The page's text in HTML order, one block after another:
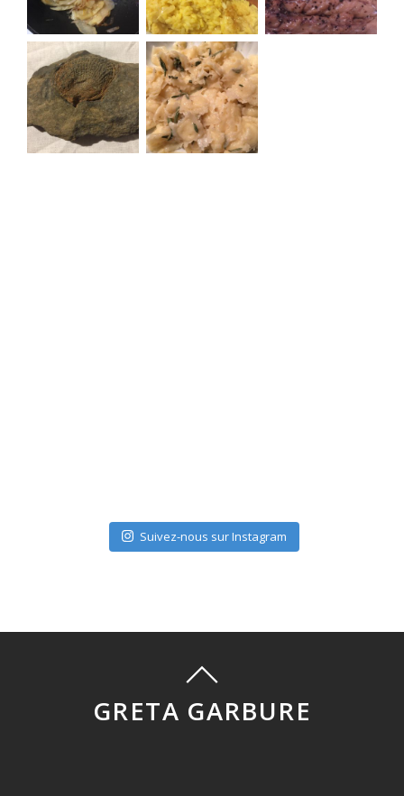
Suivez-nous sur Instagram
GRETA GARBURE